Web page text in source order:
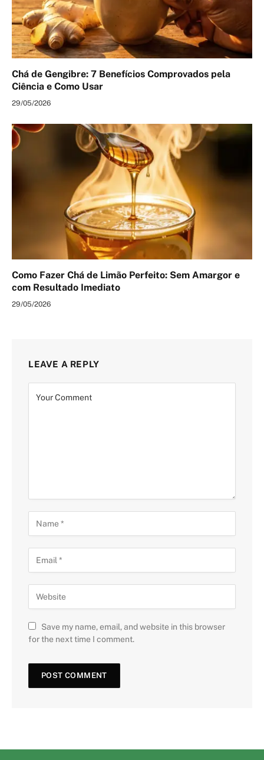
Chá de Gengibre: 7 Benefícios Comprovados pela
Ciência e Como Usar
29/05/2026
Como Fazer Chá de Limão Perfeito: Sem Amargor e
com Resultado Imediato
29/05/2026
LEAVE A REPLY
Save my name, email, and website in this browser
for the next time I comment.